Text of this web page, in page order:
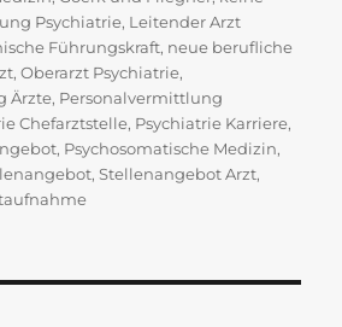
Psychiatrie, Leitender Arzt
Führungskraft, neue berufliche
,Oberarzt Psychiatrie,
Ärzte, Personalvermittlung
Chefarztstelle, Psychiatrie Karriere,
, Psychosomatische Medizin,
,Stellenangebot Arzt,